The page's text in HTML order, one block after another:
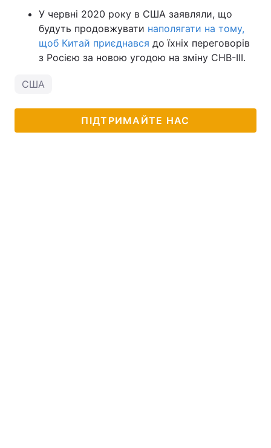
У червні 2020 року в США заявляли, що
будуть продовжувати наполягати на тому,
щоб Китай приєднався до їхніх переговорів
з Росією за новою угодою на зміну СНВ-III.
США
ПІДТРИМАЙТЕ НАС